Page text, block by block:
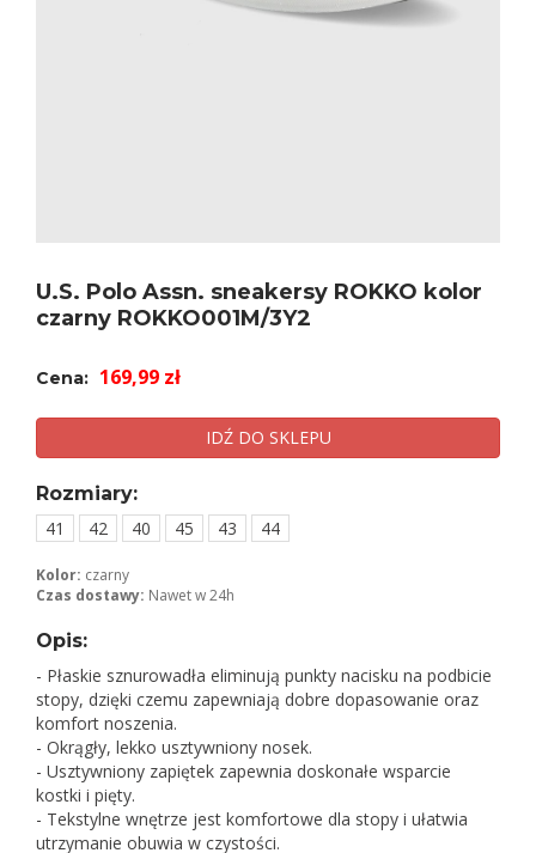
U.S. Polo Assn. sneakersy ROKKO kolor
czarny ROKKO001M/3Y2
Cena: 169,99 zł
IDŹ DO SKLEPU
Rozmiary:
41
42 40 45 43 44
Kolor: czarny
Czas dostawy: Nawet w 24h
Opis:
- Płaskie sznurowadła eliminują punkty nacisku na podbicie
stopy, dzięki czemu zapewniają dobre dopasowanie oraz
komfort noszenia.
- Okrągły, lekko usztywniony nosek.
- Usztywniony zapiętek zapewnia doskonałe wsparcie
kostki i pięty.
- Tekstylne wnętrze jest komfortowe dla stopy i ułatwia
utrzymanie obuwia w czystości.